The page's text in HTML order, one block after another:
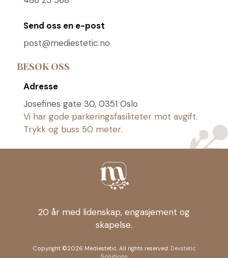
Send oss ​​en e-post
post@mediestetic.no
BESØK OSS
Adresse
Josefines gate 30, 0351 Oslo
Vi har gode parkeringsfasiliteter mot avgift.
Trykk og buss 50 meter.
20 år med lidenskap, engasjement og
skapelse.
Copyright ©2026 Mediestetic. All rights reserved. Devstetic